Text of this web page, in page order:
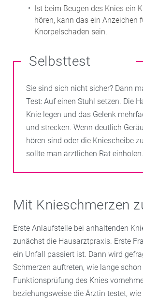
Ist beim Beugen des Knies ein
hören, kann das ein Anzeichen
Knorpelschaden sein.
Selbsttest
Sie sind sich nicht sicher? Dann
Test: Auf einen Stuhl setzen. Die
Knie legen und das Gelenk
und strecken. Wenn deutlich
hören sind oder die Kniescheibe
sollte man ärztlichen Rat einholen.
Mit Knieschmerzen
Erste Anlaufstelle bei anhaltenden
zunächst die Hausarztpraxis. Erste
ein Unfall passiert ist. Dann wird
Schmerzen auftreten, wie lange
Funktionsprüfung des Knies
beziehungsweise die Ärztin testet,